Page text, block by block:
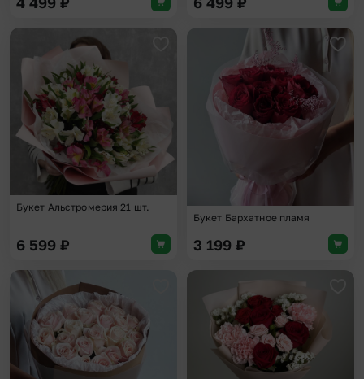
Добавить в избранное
Букет Альстромерия 21 шт.
6 599 ₽
Букет Бархатное пламя
3 199 ₽
Добавить в избранное